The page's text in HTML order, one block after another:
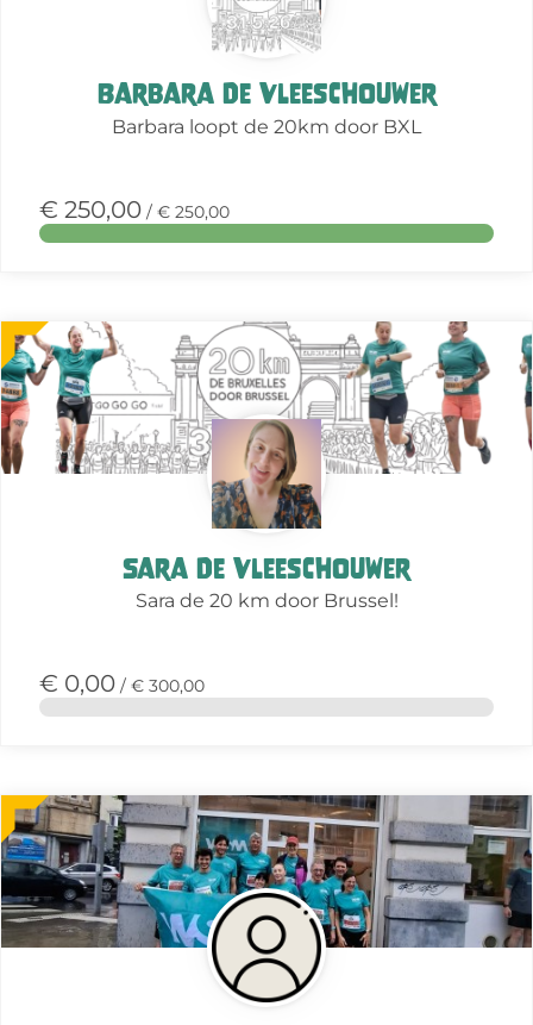
Barbara De Vleeschouwer
Barbara loopt de 20km door BXL
€ 250,00 / € 250,00
Sara De Vleeschouwer
Sara de 20 km door Brussel!
€ 0,00 / € 300,00
Meer
over
deze
actie
Meer
over
deze
actie